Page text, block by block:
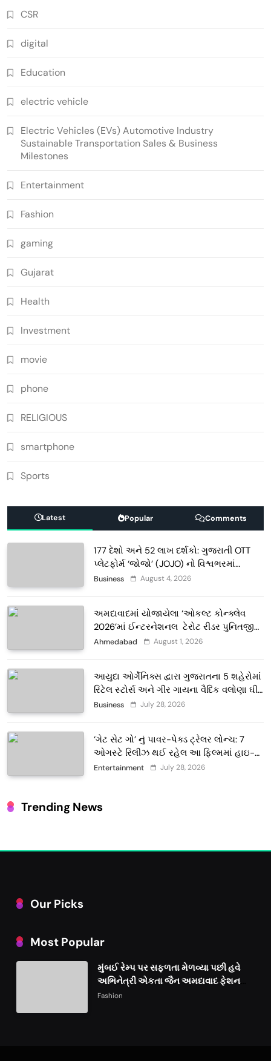
CSR
digital
Education
electric vehicle
Electric Vehicles (EVs) Automotive Industry
Sustainable Transportation Sales & Business
Milestones
Entertainment
Fashion
gaming
Gujarat
Health
Investment
movie
phone
RELIGIOUS
smartphone
Sports
Latest Popular Comments
177 દેશો અને 52 લાખ દર્શકો: ગુજરાતી OTT
પ્લેટફોર્મ ‘જોજો’ (JOJO) નો વિશ્વભરમાં
દબદબો
Business August 4, 2026
અમદાવાદમાં યોજાયેલા ‘ઓકલ્ટ કોન્ક્લેવ
2026’માં ઈન્ટરનેશનલ ટેરોટ રીડર પુનિતજી
લુલ્લા એ ટેરોટ કાર્ડ રીડિંગ અંગે માહિતી આપી
Ahmedabad August 1, 2026
આયુદા ઓર્ગેનિક્સ દ્વારા ગુજરાતના 5 શહેરોમાં
રિટેલ સ્ટોર્સ અને ગીર ગાયના વૈદિક વલોણા ઘી-
દૂધની શુદ્ધ સેવાઓ સાથે વ્યાપક વિસ્તરણ
Business July 28, 2026
‘ગેટ સેટ ગો’ નું પાવર-પેક્ડ ટ્રેલર લોન્ચ: 7
ઓગસ્ટે રિલીઝ થઈ રહેલ આ ફિલ્મમાં હાઇ-
ટેક VFX જોવા મળશે
Entertainment July 28, 2026
Trending News
Our Picks
Most Popular
મુંબઈ રેમ્પ પર સફળતા મેળવ્યા પછી હવે
અભિનેત્રી એકતા જૈન અમદાવાદ ફેશન
વીકમાં પોતાની પ્રતિભા પ્રદર્શિત કરશે
Fashion